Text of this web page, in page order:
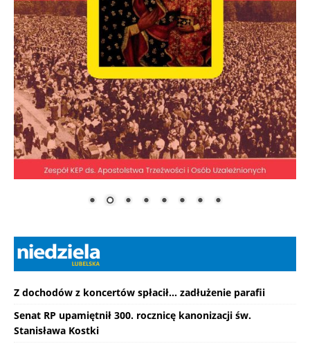
Z dochodów z koncertów spłacił... zadłużenie parafii
Senat RP upamiętnił 300. rocznicę kanonizacji św.
Stanisława Kostki